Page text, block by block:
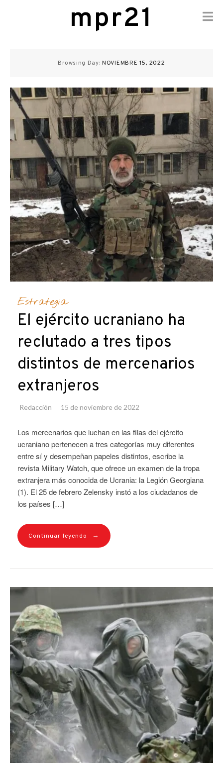
mpr21
Browsing Day: NOVIEMBRE 15, 2022
Estrategia
El ejército ucraniano ha
reclutado a tres tipos
distintos de mercenarios
extranjeros
Redacción 15 de noviembre de 2022
Los mercenarios que luchan en las filas del ejército
ucraniano pertenecen a tres categorías muy diferentes
entre sí y desempeñan papeles distintos, escribe la
revista Military Watch, que ofrece un examen de la tropa
extranjera más conocida de Ucrania: la Legión Georgiana
(1). El 25 de febrero Zelensky instó a los ciudadanos de
los países […]
Continuar leyendo →